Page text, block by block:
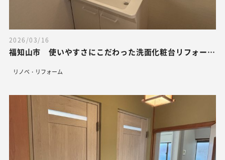
2026/03/16
福知山市 使いやすさにこだわった洗面化粧台リフォーム
リノベ・リフォーム